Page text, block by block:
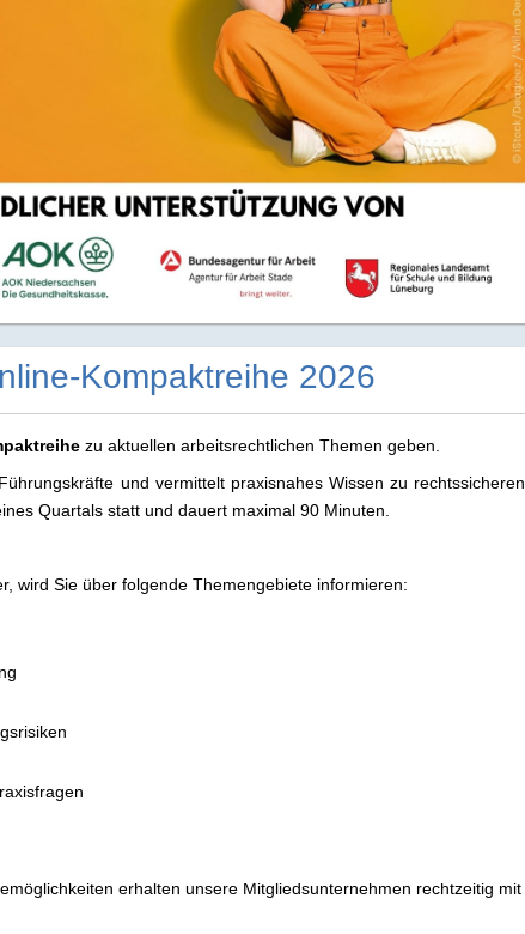
Kompaktreihe 2026
zu aktuellen arbeitsrechtlichen Themen geben.
und vermittelt praxisnahes Wissen zu
Quartals statt und dauert maximal 90 Minuten.
wird Sie über folgende Themengebiete informieren:
erhalten unsere Mitgliedsunternehmen rechtzeitig